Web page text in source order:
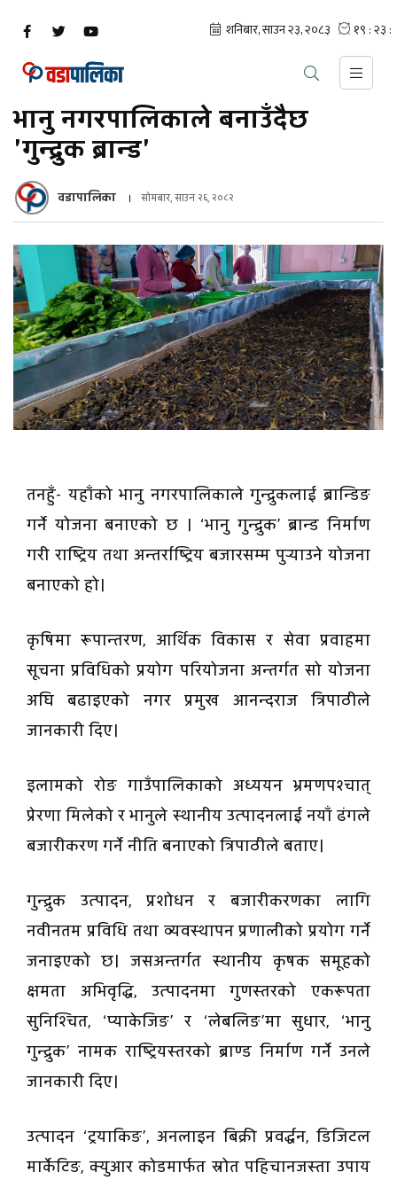
भानु नगरपालिकाले बनाउँदैछ
'गुन्द्रुक ब्रान्ड'
वडापालिका सोमबार, साउन २६, २०८२
तनहुँ- यहाँको भानु नगरपालिकाले गुन्द्रुकलाई ब्रान्डिङ
गर्ने योजना बनाएको छ । ‘भानु गुन्द्रुक’ ब्रान्ड निर्माण
गरी राष्ट्रिय तथा अन्तर्राष्ट्रिय बजारसम्म पुर्‍याउने योजना
बनाएको हो।
कृषिमा रूपान्तरण, आर्थिक विकास र सेवा प्रवाहमा
सूचना प्रविधिको प्रयोग परियोजना अन्तर्गत सो योजना
अघि बढाइएको नगर प्रमुख आनन्दराज त्रिपाठीले
जानकारी दिए।
इलामको रोङ गाउँपालिकाको अध्ययन भ्रमणपश्चात्
प्रेरणा मिलेको र भानुले स्थानीय उत्पादनलाई नयाँ ढंगले
बजारीकरण गर्ने नीति बनाएको त्रिपाठीले बताए।
गुन्द्रुक उत्पादन, प्रशोधन र बजारीकरणका लागि
नवीनतम प्रविधि तथा व्यवस्थापन प्रणालीको प्रयोग गर्ने
जनाइएको छ। जसअन्तर्गत स्थानीय कृषक समूहको
क्षमता अभिवृद्धि, उत्पादनमा गुणस्तरको एकरूपता
सुनिश्चित, ‘प्याकेजिङ’ र ‘लेबलिङ’मा सुधार, ‘भानु
गुन्द्रुक’ नामक राष्ट्रियस्तरको ब्राण्ड निर्माण गर्ने उनले
जानकारी दिए।
उत्पादन ‘ट्रयाकिङ’, अनलाइन बिक्री प्रवर्द्धन, डिजिटल
मार्केटिङ, क्युआर कोडमार्फत स्रोत पहिचानजस्ता उपाय